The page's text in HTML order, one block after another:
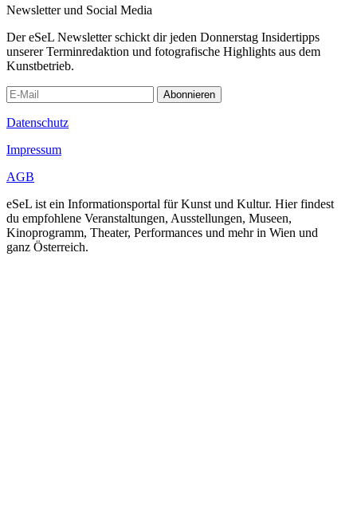
Newsletter und Social Media
Der eSeL Newsletter schickt dir jeden Donnerstag Insidertipps
unserer Terminredaktion und fotografische Highlights aus dem
Kunstbetrieb.
Abonnieren
Datenschutz
Impressum
AGB
eSeL ist ein Informationsportal für Kunst und Kultur. Hier findest
du empfohlene Veranstaltungen, Ausstellungen, Museen,
Kinoprogramm, Theater, Performances und mehr in Wien und
ganz Österreich.